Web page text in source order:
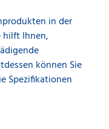
in der
Ihnen,
können Sie
Spezifikationen